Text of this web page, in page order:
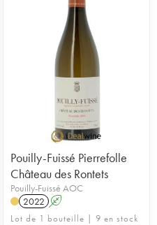
Pouilly-Fuissé Pierrefolle
Château des Rontets
Pouilly-Fuissé AOC
2022 A
Lot de 1 bouteille | 9 en stock